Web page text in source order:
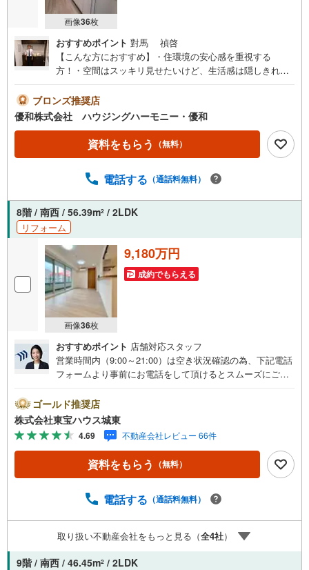
画像36枚
おすすめポイント 對馬 禎啓
【こんな方におすすめ】・住環境の安心感を重視する
方！・空間はスッキリ見せたいけど、生活感は隠しきれな
る街並み！【アピールポイント】～風と太陽を感じられる
邸宅～・26階建てのタワー系マンション、大規模な免震構
造！逆梁ハイサッシ工法！・コンシェルジュサービス、二
重床・二重天井、内廊下設計、スカイラウンジやヒーリン
グルーム完備！共用設備は、充実あふれる造りになってい
ルジュサービス！・ペット飼育可能！アフターサービス保
池袋3丁目店・・・徒歩1分ファミリーマート東池袋二丁目
店・・・徒歩1分まいばすけっと東池袋2丁目店・・・徒歩1
分マルエツプチ東池袋三丁目店・・・徒歩3分スギ薬局 東
池袋店・・・徒歩1分《ハウジングハーモニー・優和の強
み》・当社では全てのお客様に経験豊富な担当者がご案内
から引渡まで責任もって担当いたします。価格の交渉もお
任せください！
ブロンズ推奨店
優和株式会社 ハウジングハーモニー・優和
資料をもらう （無料）
電話する （通話料無料）
8階 / 南西 / 56.39m2 / 2LDK
リフォーム
画像36枚
9,180万円
成約でもらえる
おすすめポイント 店舗対応スタッフ
営業時間内（9:00～21:00）は空き状況確認の為、下記電話
フォームより事前にお電話をして頂けるとスムーズにご案
カレンダーの作成▽ご購入後もお客様の人生のパートナー
として暮らしの「安心」を守り続けます。【Yahoo！ 不動
産キャンペーン対象店舗】当店で物件を成約するとPayPay
ボーナスライトがもらえる「Yahoo！ 不動産 物件ご成約キ
ャンペーン」の対象になります。「資料をもらう」「見学
予約をする」ボタンからお問い合わせください。※必ずYah
スライトは出金と譲渡はできません。ご案内・詳細な資料
時受け付けております！■頭金0円からのご購入可能です■
（諸費用もOK）お気軽にお問い合わせください。※告知事
項あり
ゴールド推奨店
株式会社東宝ハウス城東
4.69 不動産会社レビュー 66件
資料をもらう （無料）
電話する （通話料無料）
取り扱い不動産会社をもっと見る（全4社）
9階 / 南西 / 46.45m2 / 2LDK